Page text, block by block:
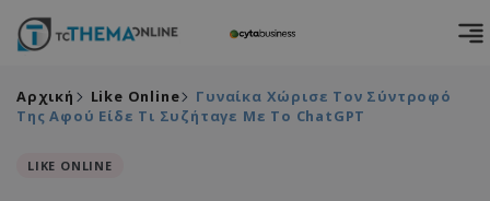
Αρχική Like Online
Γυναίκα Χώρισε Τον Σύντροφό
Της Αφού Είδε Τι Συζήταγε Με Το ChatGPT
LIKE ONLINE